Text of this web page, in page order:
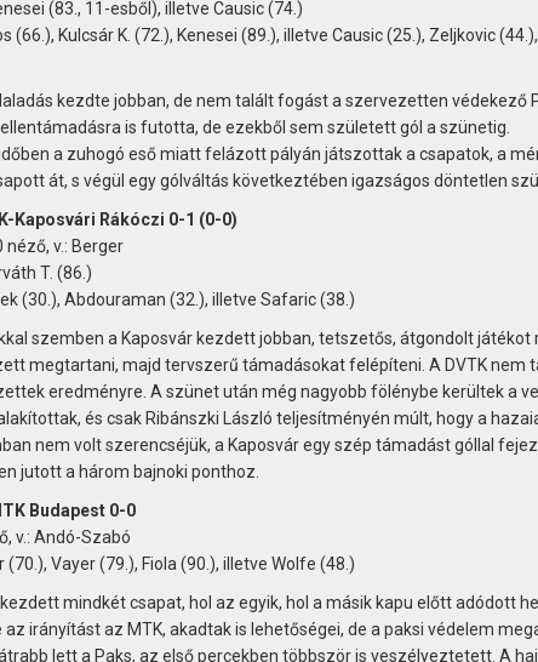
(83., 11-esből), illetve Causic (74.)
(66.), Kulcsár K. (72.), Kenesei (89.), illetve Causic (25.), Zeljkovic
kezdte jobban, de nem talált fogást a szervezetten védekező
is futotta, de ezekből sem született gól a szünetig.
a zuhogó eső miatt felázott pályán játszottak a csapatok, a
át, s végül egy gólváltás következtében igazságos döntetlen
Kaposvári Rákóczi 0-1 (0-0)
néző, v.: Berger
T. (86.)
(30.), Abdouraman (32.), illetve Safaric (38.)
szemben a Kaposvár kezdett jobban, tetszetős, átgondolt
megtartani, majd tervszerű támadásokat felépíteni. A DVTK nem
eredményre. A szünet után még nagyobb fölénybe kerültek a
és csak Ribánszki László teljesítményén múlt, hogy a
nem volt szerencséjük, a Kaposvár egy szép támadást góllal
jutott a három bajnoki ponthoz.
Budapest 0-0
v.: Andó-Szabó
(70.), Vayer (79.), Fiola (90.), illetve Wolfe (48.)
kezdett mindkét csapat, hol az egyik, hol a másik kapu előtt adódott
irányítást az MTK, akadtak is lehetőségei, de a paksi védelem
lett a Paks, az első percekben többször is veszélyeztetett. A